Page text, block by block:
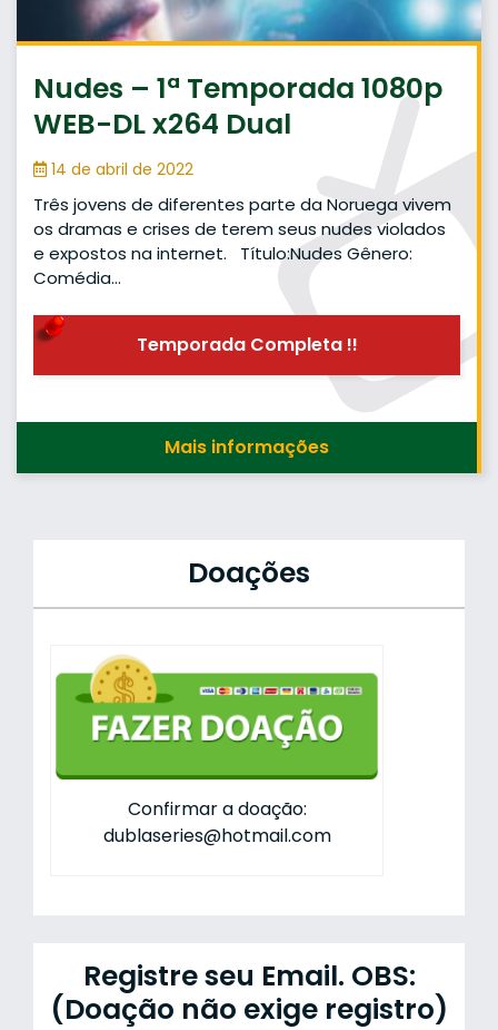
Nudes – 1ª Temporada 1080p
WEB-DL x264 Dual
14 de abril de 2022
Três jovens de diferentes parte da Noruega vivem
os dramas e crises de terem seus nudes violados
e expostos na internet. Título:Nudes Gênero:
Comédia…
Temporada Completa !!
Mais informações
Doações
Confirmar a doação:
dublaseries@hotmail.com
Registre seu Email. OBS:
(Doação não exige registro)